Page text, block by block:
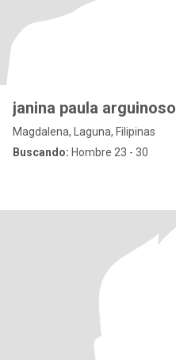
janina paula arguinoso
Magdalena, Laguna, Filipinas
Buscando: Hombre 23 - 30